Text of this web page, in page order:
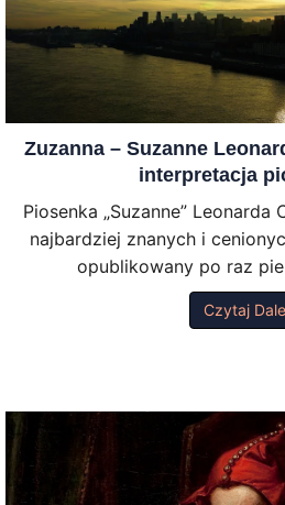
Zuzanna – Suzanne
interpretacja
Piosenka „Suzanne”
najbardziej znanych i
opublikowany po raz
Czytaj